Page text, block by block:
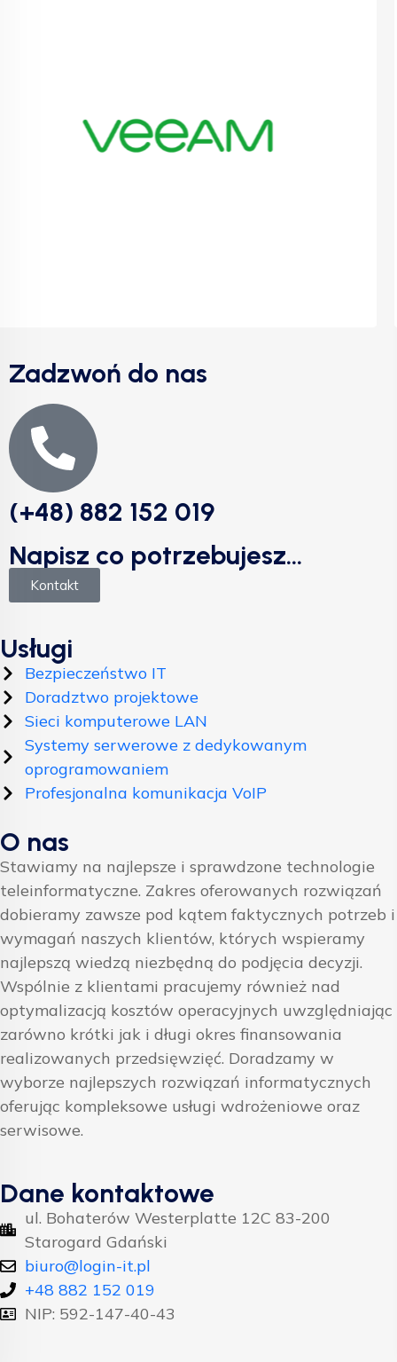
Zadzwoń do nas
(+48) 882 152 019
Napisz co potrzebujesz...
Kontakt
Usługi
Bezpieczeństwo IT
Doradztwo projektowe
Sieci komputerowe LAN
Systemy serwerowe z dedykowanym
oprogramowaniem
Profesjonalna komunikacja VoIP
O nas
Stawiamy na najlepsze i sprawdzone technologie
teleinformatyczne. Zakres oferowanych rozwiązań
dobieramy zawsze pod kątem faktycznych potrzeb i
wymagań naszych klientów, których wspieramy
najlepszą wiedzą niezbędną do podjęcia decyzji.
Wspólnie z klientami pracujemy również nad
optymalizacją kosztów operacyjnych uwzględniając
zarówno krótki jak i długi okres finansowania
realizowanych przedsięwzięć. Doradzamy w
wyborze najlepszych rozwiązań informatycznych
oferując kompleksowe usługi wdrożeniowe oraz
serwisowe.
Dane kontaktowe
ul. Bohaterów Westerplatte 12C 83-200
Starogard Gdański
biuro@login-it.pl
+48 882 152 019
NIP: 592-147-40-43